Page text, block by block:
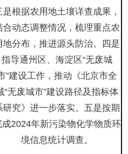
是根据农用地土壤详查成果，
合动态调整情况，梳理重点农
地分布，推进源头防治。四是
指导通州区、海淀区“无废城
”建设工作，推动《北京市全
“无废城市”建设路径及指标体
研究》进一步落实。五是按期
成2024年新污染物化学物质环
境信息统计调查。